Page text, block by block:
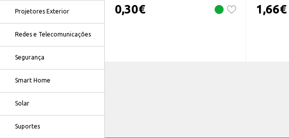
Projetores Exterior
Redes e Telecomunicações
Segurança
Smart Home
Solar
Suportes
0,30€ 1,66€